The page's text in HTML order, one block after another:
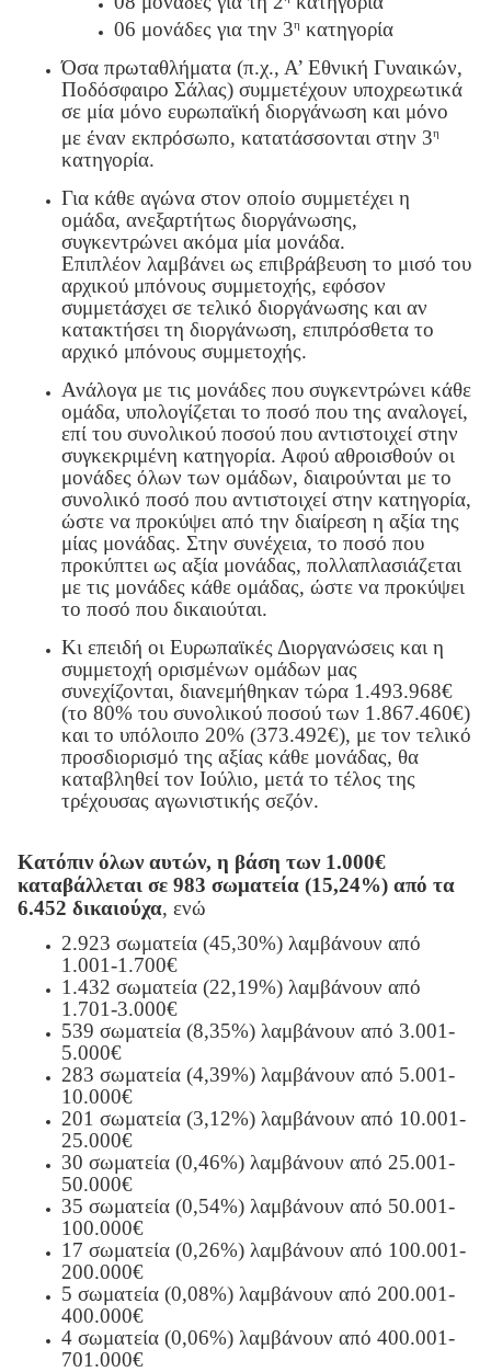
06 μονάδες για την 3η κατηγορία
Όσα πρωταθλήματα (π.χ., Α’ Εθνική Γυναικών,
Ποδόσφαιρο Σάλας) συμμετέχουν υποχρεωτικά
σε μία μόνο ευρωπαϊκή διοργάνωση και μόνο
με έναν εκπρόσωπο, κατατάσσονται στην 3η
κατηγορία.
Για κάθε αγώνα στον οποίο συμμετέχει η
ομάδα, ανεξαρτήτως διοργάνωσης,
συγκεντρώνει ακόμα μία μονάδα.
Επιπλέον λαμβάνει ως επιβράβευση το μισό του
αρχικού μπόνους συμμετοχής, εφόσον
συμμετάσχει σε τελικό διοργάνωσης και αν
κατακτήσει τη διοργάνωση, επιπρόσθετα το
αρχικό μπόνους συμμετοχής.
Ανάλογα με τις μονάδες που συγκεντρώνει κάθε
ομάδα, υπολογίζεται το ποσό που της αναλογεί,
επί του συνολικού ποσού που αντιστοιχεί στην
συγκεκριμένη κατηγορία. Αφού αθροισθούν οι
μονάδες όλων των ομάδων, διαιρούνται με το
συνολικό ποσό που αντιστοιχεί στην κατηγορία,
ώστε να προκύψει από την διαίρεση η αξία της
μίας μονάδας. Στην συνέχεια, το ποσό που
προκύπτει ως αξία μονάδας, πολλαπλασιάζεται
με τις μονάδες κάθε ομάδας, ώστε να προκύψει
το ποσό που δικαιούται.
Κι επειδή οι Ευρωπαϊκές Διοργανώσεις και η
συμμετοχή ορισμένων ομάδων μας
συνεχίζονται, διανεμήθηκαν τώρα 1.493.968€
(το 80% του συνολικού ποσού των 1.867.460€)
και το υπόλοιπο 20% (373.492€), με τον τελικό
προσδιορισμό της αξίας κάθε μονάδας, θα
καταβληθεί τον Ιούλιο, μετά το τέλος της
τρέχουσας αγωνιστικής σεζόν.
Κατόπιν όλων αυτών, η βάση των 1.000€
καταβάλλεται σε 983 σωματεία (15,24%) από τα
6.452 δικαιούχα, ενώ
2.923 σωματεία (45,30%) λαμβάνουν από
1.001-1.700€
1.432 σωματεία (22,19%) λαμβάνουν από
1.701-3.000€
539 σωματεία (8,35%) λαμβάνουν από 3.001-
5.000€
283 σωματεία (4,39%) λαμβάνουν από 5.001-
10.000€
201 σωματεία (3,12%) λαμβάνουν από 10.001-
25.000€
30 σωματεία (0,46%) λαμβάνουν από 25.001-
50.000€
35 σωματεία (0,54%) λαμβάνουν από 50.001-
100.000€
17 σωματεία (0,26%) λαμβάνουν από 100.001-
200.000€
5 σωματεία (0,08%) λαμβάνουν από 200.001-
400.000€
4 σωματεία (0,06%) λαμβάνουν από 400.001-
701.000€